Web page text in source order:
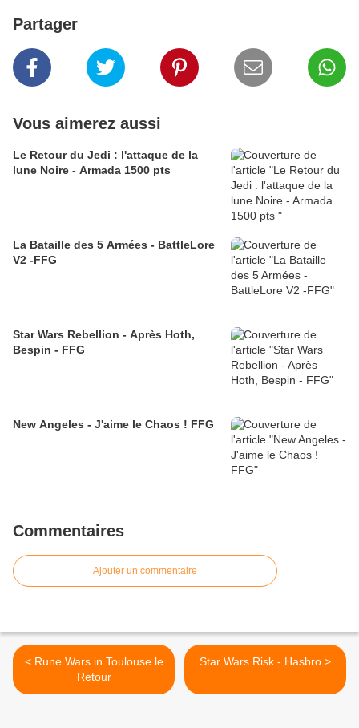
Partager
Vous aimerez aussi
Le Retour du Jedi : l'attaque de la
lune Noire - Armada 1500 pts
La Bataille des 5 Armées - BattleLore
V2 -FFG
Star Wars Rebellion - Après Hoth,
Bespin - FFG
New Angeles - J'aime le Chaos ! FFG
Commentaires
Ajouter un commentaire
< Rune Wars in Toulouse le
Retour
Star Wars Risk - Hasbro >